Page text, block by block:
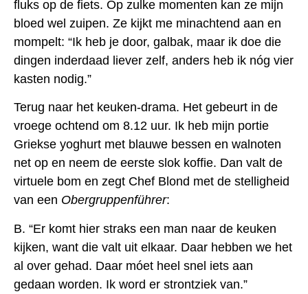
fluks op de fiets. Op zulke momenten kan ze mijn
bloed wel zuipen. Ze kijkt me minachtend aan en
mompelt: “Ik heb je door, galbak, maar ik doe die
dingen inderdaad liever zelf, anders heb ik nóg vier
kasten nodig.”
Terug naar het keuken-drama. Het gebeurt in de
vroege ochtend om 8.12 uur. Ik heb mijn portie
Griekse yoghurt met blauwe bessen en walnoten
net op en neem de eerste slok koffie. Dan valt de
virtuele bom en zegt Chef Blond met de stelligheid
van een Obergruppenführer:
B. “Er komt hier straks een man naar de keuken
kijken, want die valt uit elkaar. Daar hebben we het
al over gehad. Daar móet heel snel iets aan
gedaan worden. Ik word er strontziek van.”